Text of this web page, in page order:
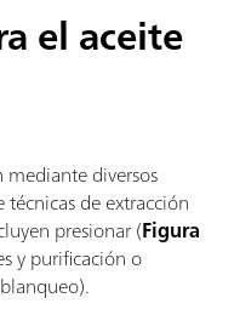
el aceite
mediante diversos
de extracción
presionar (Figura
y purificación o